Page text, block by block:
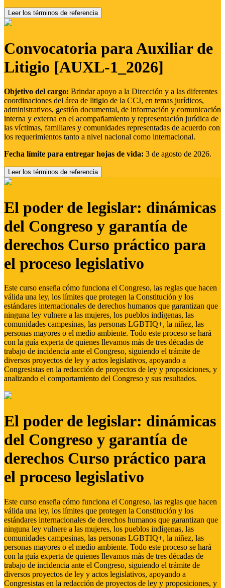
Leer los términos de referencia
Convocatoria para Auxiliar de
Litigio [AUXL-1_2026]
Objetivo del cargo: Brindar apoyo a la Dirección y a las diferentes
coordinaciones del área de litigio de la CCJ, en temas jurídicos,
administrativos, gestión documental, de información y comunicación
interna y externa en el acompañamiento y representación jurídica de
las víctimas, familiares y comunidades representadas de acuerdo con
los requerimientos tanto a nivel nacional como internacional.
Fecha límite para entregar hojas de vida: 3 de agosto de 2026.
Leer los términos de referencia
El poder de legislar: dinámicas
del Congreso y garantía de
derechos Curso práctico para
el proceso legislativo
Este curso enseña cómo funciona el Congreso, las reglas que hacen
válida una ley, los límites que protegen la Constitución y los
estándares internacionales de derechos humanos que garantizan que
ninguna ley vulnere a las mujeres, los pueblos indígenas, las
comunidades campesinas, las personas LGBTIQ+, la niñez, las
personas mayores o el medio ambiente. Todo este proceso se hará
con la guía experta de quienes llevamos más de tres décadas de
trabajo de incidencia ante el Congreso, siguiendo el trámite de
diversos proyectos de ley y actos legislativos, apoyando a
Congresistas en la redacción de proyectos de ley y proposiciones, y
analizando el comportamiento del Congreso y sus resultados.
El poder de legislar: dinámicas
del Congreso y garantía de
derechos Curso práctico para
el proceso legislativo
Este curso enseña cómo funciona el Congreso, las reglas que hacen
válida una ley, los límites que protegen la Constitución y los
estándares internacionales de derechos humanos que garantizan que
ninguna ley vulnere a las mujeres, los pueblos indígenas, las
comunidades campesinas, las personas LGBTIQ+, la niñez, las
personas mayores o el medio ambiente. Todo este proceso se hará
con la guía experta de quienes llevamos más de tres décadas de
trabajo de incidencia ante el Congreso, siguiendo el trámite de
diversos proyectos de ley y actos legislativos, apoyando a
Congresistas en la redacción de proyectos de ley y proposiciones, y